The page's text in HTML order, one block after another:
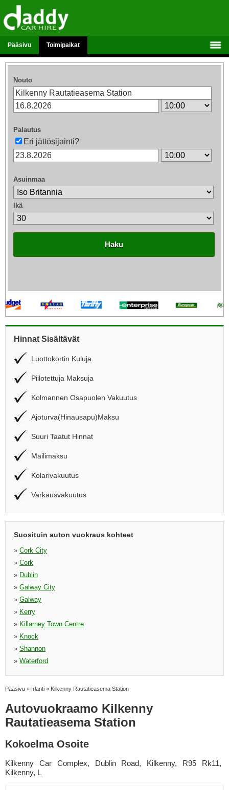
Pääsivu Toimipaikat
Nouto
Palautus
Eri jättösijainti?
Asuinmaa
Ikä
Haku
Hinnat Sisältävät
Luottokortin Kuluja
Piilotettuja Maksuja
Kolmannen Osapuolen Vakuutus
Ajoturva(Hinausapu)Maksu
Suuri Taatut Hinnat
Mailimaksu
Kolarivakuutus
Varkausvakuutus
Suosituin auton vuokraus kohteet
» Cork City
» Cork
» Dublin
» Galway City
» Galway
» Kerry
» Killarney Town Centre
» Knock
» Shannon
» Waterford
Pääsivu » Irlanti » Kilkenny Rautatieasema Station
Autovuokraamo Kilkenny
Rautatieasema Station
Kokoelma Osoite
Kilkenny Car Complex, Dublin Road, Kilkenny, R95 Rk11,
Kilkenny, L